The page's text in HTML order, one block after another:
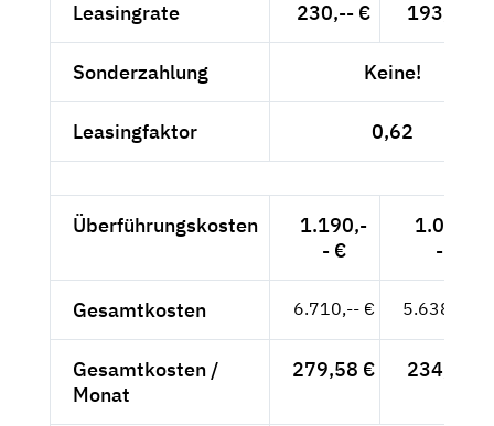
Leasingrate 230,-- € 193,28 €
Sonderzahlung Keine!
Leasingfaktor 0,62
Überführungskosten
1.190,-
- €
1.000,-
- €
Gesamtkosten 6.710,-- € 5.638,66 €
Gesamtkosten /
Monat
279,58 € 234,94 €